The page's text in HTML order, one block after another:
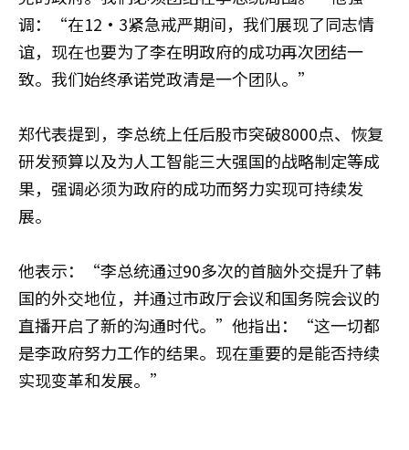
调：“在12·3紧急戒严期间，我们展现了同志情
谊，现在也要为了李在明政府的成功再次团结一
致。我们始终承诺党政清是一个团队。”
郑代表提到，李总统上任后股市突破8000点、恢复
研发预算以及为人工智能三大强国的战略制定等成
果，强调必须为政府的成功而努力实现可持续发
展。
他表示：“李总统通过90多次的首脑外交提升了韩
国的外交地位，并通过市政厅会议和国务院会议的
直播开启了新的沟通时代。”他指出：“这一切都
是李政府努力工作的结果。现在重要的是能否持续
实现变革和发展。”